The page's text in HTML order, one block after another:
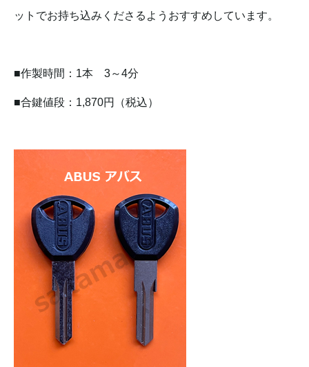
ットでお持ち込みくださるようおすすめしています。
■作製時間：1本 3～4分
■合鍵値段：1,870円（税込）